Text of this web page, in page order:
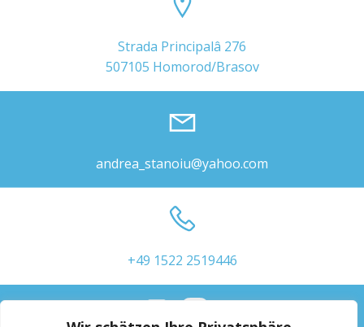
Strada Principalâ 276
507105 Homorod/Brasov
andrea_stanoiu@yahoo.com
+49 1522 2519446